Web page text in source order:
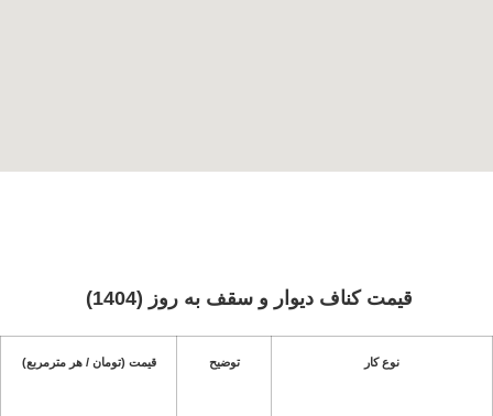
قیمت کناف دیوار و سقف به روز (1404)
نوع کار توضیح قیمت (تومان / هر مترمربع)